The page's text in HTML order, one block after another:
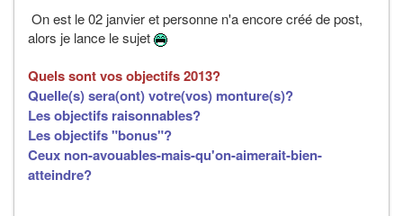
On est le 02 janvier et personne n'a encore créé de post,
alors je lance le sujet
Quels sont vos objectifs 2013?
Quelle(s) sera(ont) votre(vos) monture(s)?
Les objectifs raisonnables?
Les objectifs "bonus"?
Ceux non-avouables-mais-qu'on-aimerait-bien-
atteindre?